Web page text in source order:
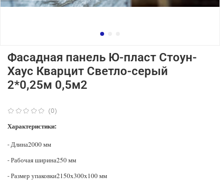
(0)
Фасадная панель Ю-пласт Стоун-
Хаус Кварцит Светло-серый
2*0,25м 0,5м2
Характеристики:
- Длина2000 мм
- Рабочая ширина250 мм
- Размер упаковки2150x300x100 мм